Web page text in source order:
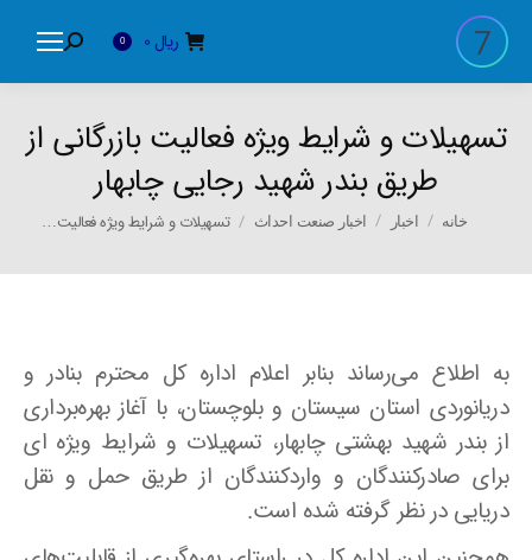
ریال 0
Search:
تسهیلات و شرایط ویژه فعالیت بازرگانی از
طریق بندر شهید رجایی چابهار
You are here:
خانه اخبار اخبار صنعت احداث تسهیلات و شرایط ویژه فعالیت…
به اطلاع می‌رساند بنابر اعلام اداره کل محترم بنادر و
دریانوردی استان سیستان و بلوچستان، با آغاز بهره‌برداری
از بندر شهید بهشتی چابهار، تسهیلات و شرایط ویژه ای
برای صادرکنندگان و واردکنندگان از طریق حمل و نقل
دریایی در نظر گرفته شده است.